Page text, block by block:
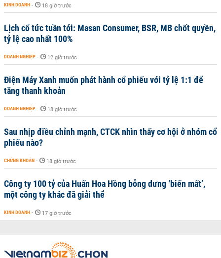
KINH DOANH - 18 giờ trước
Lịch cổ tức tuần tới: Masan Consumer, BSR, MB chốt quyền,
tỷ lệ cao nhất 100%
DOANH NGHIỆP - 12 giờ trước
Điện Máy Xanh muốn phát hành cổ phiếu với tỷ lệ 1:1 để
tăng thanh khoản
DOANH NGHIỆP - 18 giờ trước
Sau nhịp điều chỉnh mạnh, CTCK nhìn thấy cơ hội ở nhóm cổ
phiếu nào?
CHỨNG KHOÁN - 18 giờ trước
Công ty 100 tỷ của Huấn Hoa Hồng bỗng dưng ‘biến mất’,
một công ty khác đã giải thể
KINH DOANH - 17 giờ trước